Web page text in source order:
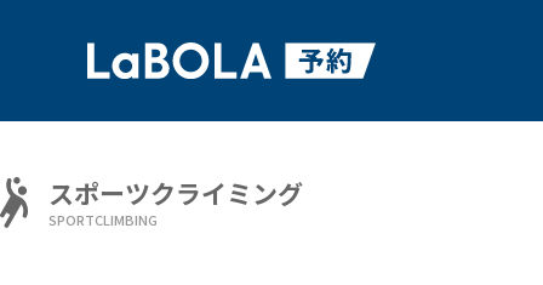
スポーツクライミング
SPORTCLIMBING